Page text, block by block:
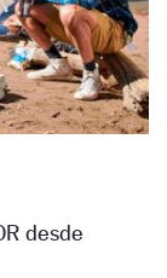
desde